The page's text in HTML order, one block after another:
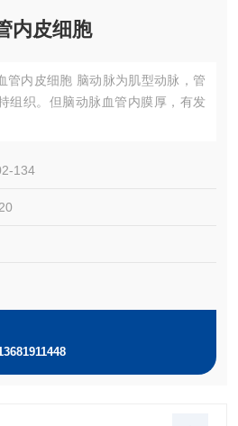
内皮细胞
脑动脉为肌型动脉，管
组织。但脑动脉血管内膜厚，有发
脑动脉新生可以重建有效血供，从
134